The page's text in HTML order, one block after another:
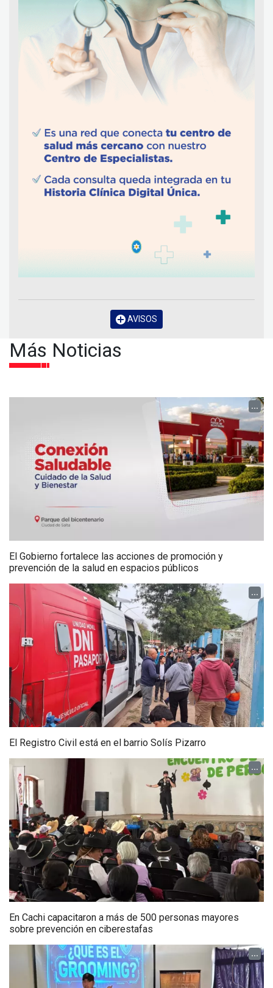
AVISOS
Más Noticias
...
El Gobierno fortalece las acciones de promoción y
prevención de la salud en espacios públicos
...
El Registro Civil está en el barrio Solís Pizarro
...
En Cachi capacitaron a más de 500 personas mayores
sobre prevención en ciberestafas
...